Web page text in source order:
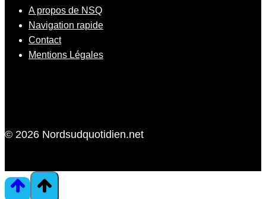
A propos de NSQ
Navigation rapide
Contact
Mentions Légales
© 2026 Nordsudquotidien.net